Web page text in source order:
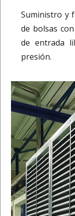
Suministro y
de bolsas
de entrada
presión.